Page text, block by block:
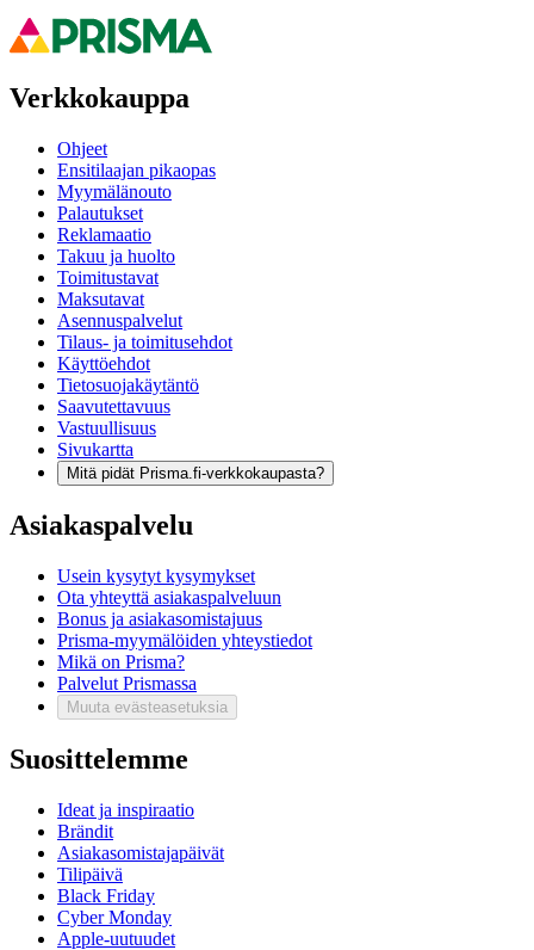
Verkkokauppa
Ohjeet
Ensitilaajan pikaopas
Myymälänouto
Palautukset
Reklamaatio
Takuu ja huolto
Toimitustavat
Maksutavat
Asennuspalvelut
Tilaus- ja toimitusehdot
Käyttöehdot
Tietosuojakäytäntö
Saavutettavuus
Vastuullisuus
Sivukartta
Mitä pidät Prisma.fi-verkkokaupasta?
Asiakaspalvelu
Usein kysytyt kysymykset
Ota yhteyttä asiakaspalveluun
Bonus ja asiakasomistajuus
Prisma-myymälöiden yhteystiedot
Mikä on Prisma?
Palvelut Prismassa
Muuta evästeasetuksia
Suosittelemme
Ideat ja inspiraatio
Brändit
Asiakasomistajapäivät
Tilipäivä
Black Friday
Cyber Monday
Apple-uutuudet